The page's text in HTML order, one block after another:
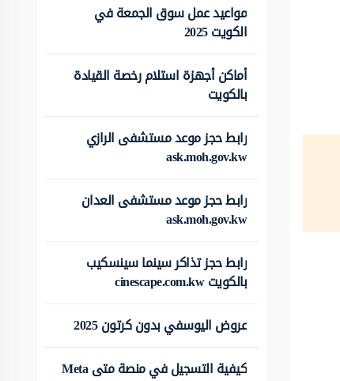
مواعيد عمل سوق الجمعة في
الكويت 2025
أماكن أجهزة استلام رخصة القيادة
بالكويت
رابط حجز موعد مستشفى الرازي
ask.moh.gov.kw
رابط حجز موعد مستشفى العدان
ask.moh.gov.kw
رابط حجز تذاكر سينما سينسكيب
بالكويت cinescape.com.kw
عروض اليوسفي بدون كرتون 2025
كيفية التسجيل في منصة متى Meta